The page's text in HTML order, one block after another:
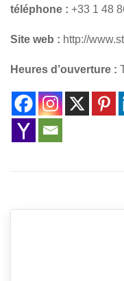
téléphone : +33 1 48
Site web : http://
Heures d’ouverture :